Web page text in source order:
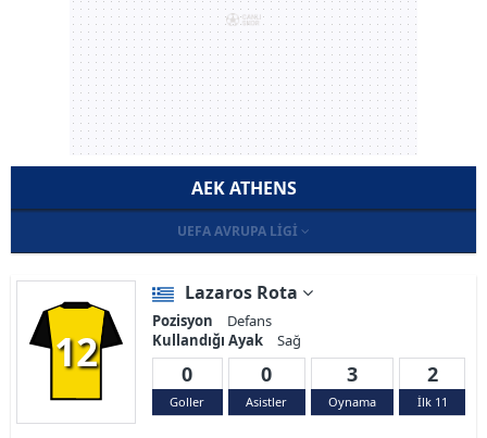
AEK ATHENS
UEFA AVRUPA LIGI
12
Lazaros Rota
Pozisyon
Defans
Kullandığı Ayak
Sağ
0
Goller
0
Asistler
3
Oynama
2
İlk 11